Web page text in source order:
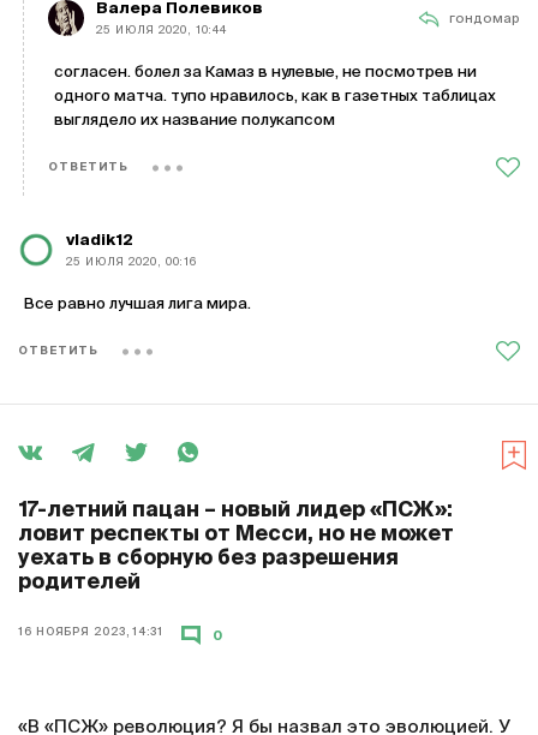
Валера Полевиков
25 ИЮЛЯ 2020, 10:44
гондомар
согласен. болел за Камаз в нулевые, не посмотрев ни
одного матча. тупо нравилось, как в газетных таблицах
выглядело их название полукапсом
ОТВЕТИТЬ
vladik12
25 ИЮЛЯ 2020, 00:16
Все равно лучшая лига мира.
ОТВЕТИТЬ
17-летний пацан – новый лидер «ПСЖ»:
ловит респекты от Месси, но не может
уехать в сборную без разрешения
родителей
16 НОЯБРЯ 2023, 14:31 0
«В «ПСЖ» революция? Я бы назвал это эволюцией. У